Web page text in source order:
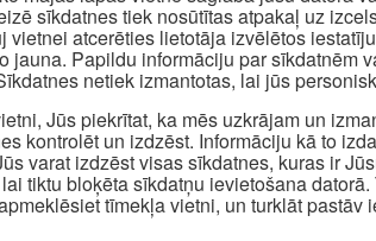
sīkdatnes tiek nosūtītas atpakaļ uz
vietnei atcerēties lietotāja izvēlētos
jauna. Papildu informāciju par sīkdatnēm
netiek izmantotas, lai jūs
Jūs piekrītat, ka mēs uzkrājam un
kontrolēt un izdzēst. Informāciju kā to
varat izdzēst visas sīkdatnes, kuras ir
tiktu bloķēta sīkdatņu ievietošana
tīmekļa vietni, un turklāt pastāv